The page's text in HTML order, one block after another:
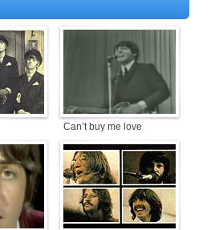
Can’t buy me love